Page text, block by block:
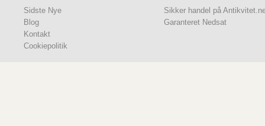
Sidste Nye
Blog
Kontakt
Cookiepolitik
Sikker handel på
Garanteret Nedsat